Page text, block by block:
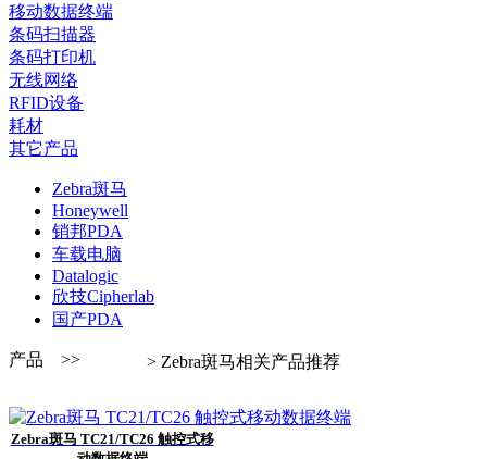
移动数据终端
条码扫描器
条码打印机
无线网络
RFID设备
耗材
其它产品
Zebra斑马
Honeywell
销邦PDA
车载电脑
Datalogic
欣技Cipherlab
国产PDA
产品 >> > Zebra斑马相关产品推荐
Zebra斑马 TC21/TC26 触控式移